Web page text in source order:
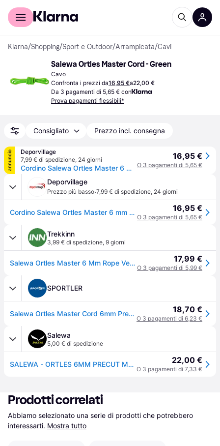
Per il tuo shopping
Klarna/Shopping/Sport e Outdoor/Arrampicata/Cavi
Salewa Ortles Master Cord - Green
Cavo
Confronta i prezzi da16,95 €a22,00 €
Da 3 pagamenti di 5,65 € con
Prova pagamenti flessibili*
Consigliato Prezzo incl. consegna
annuncio
Deporvillage
7,99 € di spedizione, 24 giorni
Cordino Salewa Ortles Master 6 mm verde - Green
16,95 €
O 3 pagamenti di 5,65 €
Deporvillage
Prezzo più basso·7,99 € di spedizione, 24 giorni
Cordino Salewa Ortles Master 6 mm verde - Green 16,95 €
O 3 pagamenti di 5,65 €
Trekkinn
3,99 € di spedizione, 9 giorni
Salewa Ortles Master 6 Mm Rope Verde 60 cm 17,99 €
O 3 pagamenti di 5,99 €
SPORTLER
Salewa Ortles Master Cord 6mm Precut - cordino 18,70 €
O 3 pagamenti di 6,23 €
Salewa
5,00 € di spedizione
SALEWA - ORTLES 6MM PRECUT MASTER CORD - MainColorName (Taglia: 60) 22,00 €
O 3 pagamenti di 7,33 €
Prodotti correlati
Abbiamo selezionato una serie di prodotti che potrebbero
interessarti. Mostra tutto